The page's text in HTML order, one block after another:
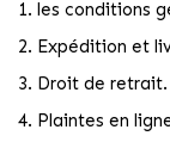
1. les conditions
2. Expédition et
3. Droit de retrait.
4. Plaintes en